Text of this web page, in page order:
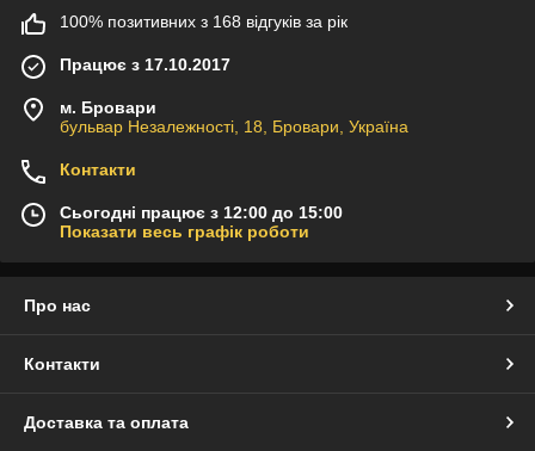
100% позитивних з 168 відгуків за рік
Працює з 17.10.2017
м. Бровари
бульвар Незалежності, 18, Бровари, Україна
Контакти
Сьогодні працює з 12:00 до 15:00
Показати весь графік роботи
Про нас
Контакти
Доставка та оплата